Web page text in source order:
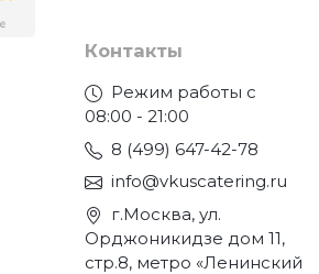
Контакты
Режим работы с
08:00 - 21:00
8 (499) 647-42-78
info@vkuscatering.ru
г.Москва, ул.
Орджоникидзе дом 11,
стр.8, метро «Ленинский